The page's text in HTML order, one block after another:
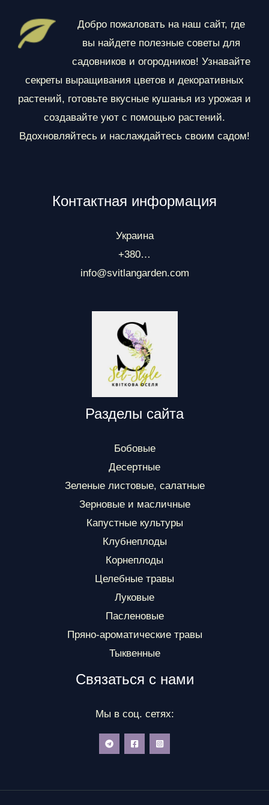
л
Добро пожаловать на наш сайт, где
вы найдете полезные советы для
садовников и огородников! Узнавайте
секреты выращивания цветов и декоративных
растений, готовьте вкусные кушанья из урожая и
создавайте уют с помощью растений.
Вдохновляйтесь и наслаждайтесь своим садом!
Контактная информация
Украина
+380…
info@svitlangarden.com
Разделы сайта
Бобовые
Десертные
Зеленые листовые, салатные
Зерновые и масличные
Капустные культуры
Клубнеплоды
Корнеплоды
Целебные травы
Луковые
Пасленовые
Пряно-ароматические травы
Тыквенные
Связаться с нами
Мы в соц. сетях: